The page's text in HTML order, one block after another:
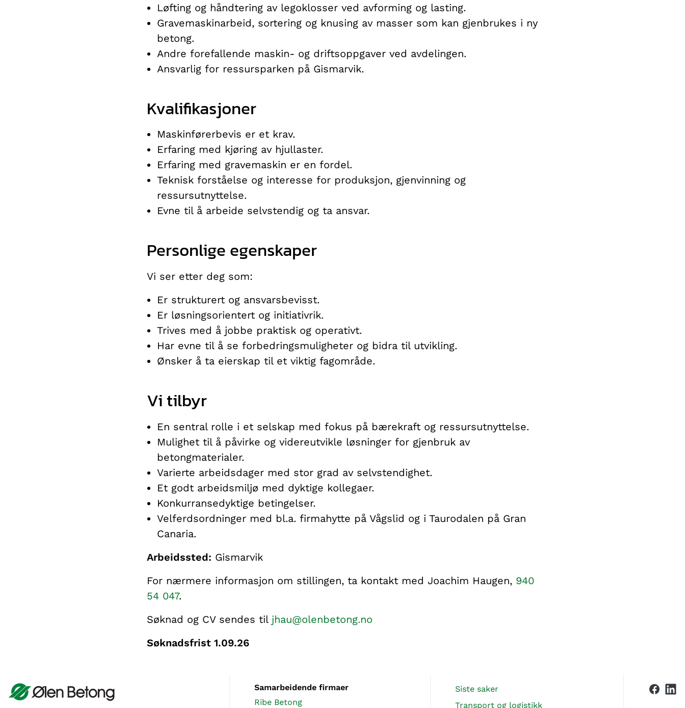
Løfting og håndtering av legoklosser ved avforming og lasting.
Gravemaskinarbeid, sortering og knusing av masser som kan gjenbrukes i ny
betong.
Andre forefallende maskin- og driftsoppgaver ved avdelingen.
Ansvarlig for ressursparken på Gismarvik.
Kvalifikasjoner
Maskinførerbevis er et krav.
Erfaring med kjøring av hjullaster.
Erfaring med gravemaskin er en fordel.
Teknisk forståelse og interesse for produksjon, gjenvinning og
ressursutnyttelse.
Evne til å arbeide selvstendig og ta ansvar.
Personlige egenskaper
Vi ser etter deg som:
Er strukturert og ansvarsbevisst.
Er løsningsorientert og initiativrik.
Trives med å jobbe praktisk og operativt.
Har evne til å se forbedringsmuligheter og bidra til utvikling.
Ønsker å ta eierskap til et viktig fagområde.
Vi tilbyr
En sentral rolle i et selskap med fokus på bærekraft og ressursutnyttelse.
Mulighet til å påvirke og videreutvikle løsninger for gjenbruk av
betongmaterialer.
Varierte arbeidsdager med stor grad av selvstendighet.
Et godt arbeidsmiljø med dyktige kollegaer.
Konkurransedyktige betingelser.
Velferdsordninger med bl.a. firmahytte på Vågslid og i Taurodalen på Gran
Canaria.
Arbeidssted: Gismarvik
For nærmere informasjon om stillingen, ta kontakt med Joachim Haugen, 940
54 047.
Søknad og CV sendes til jhau@olenbetong.no
Søknadsfrist 1.09.26
Samarbeidende firmaer
Ribe Betong
Siste saker
Transport og logistikk